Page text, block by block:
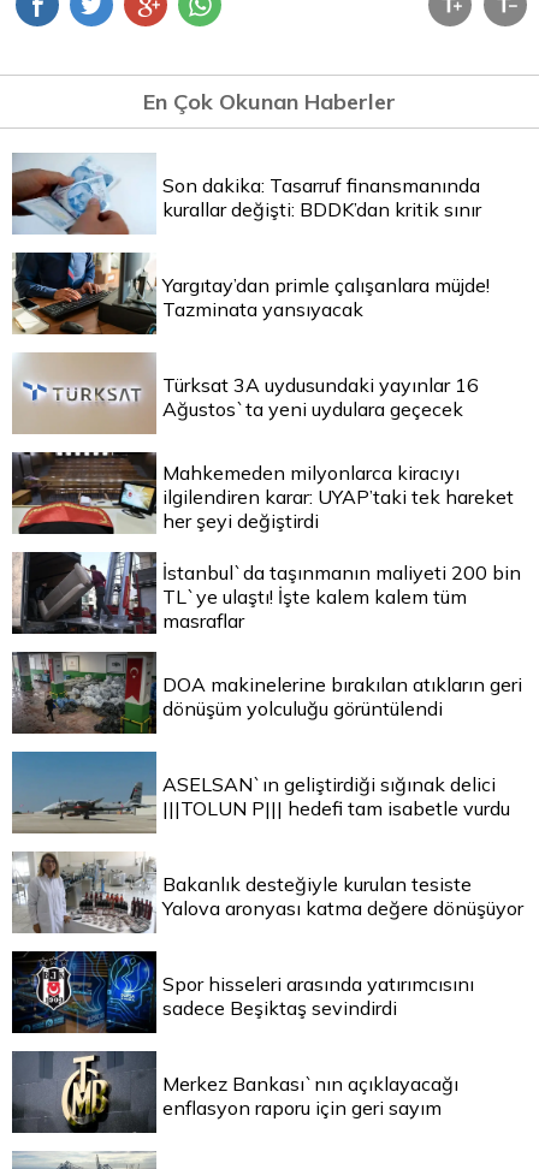
En Çok Okunan Haberler
Son dakika: Tasarruf finansmanında
kurallar değişti: BDDK’dan kritik sınır
Yargıtay’dan primle çalışanlara müjde!
Tazminata yansıyacak
Türksat 3A uydusundaki yayınlar 16
Ağustos`ta yeni uydulara geçecek
Mahkemeden milyonlarca kiracıyı
ilgilendiren karar: UYAP’taki tek hareket
her şeyi değiştirdi
İstanbul`da taşınmanın maliyeti 200 bin
TL`ye ulaştı! İşte kalem kalem tüm
masraflar
DOA makinelerine bırakılan atıkların geri
dönüşüm yolculuğu görüntülendi
ASELSAN`ın geliştirdiği sığınak delici
|||TOLUN P||| hedefi tam isabetle vurdu
Bakanlık desteğiyle kurulan tesiste
Yalova aronyası katma değere dönüşüyor
Spor hisseleri arasında yatırımcısını
sadece Beşiktaş sevindirdi
Merkez Bankası`nın açıklayacağı
enflasyon raporu için geri sayım